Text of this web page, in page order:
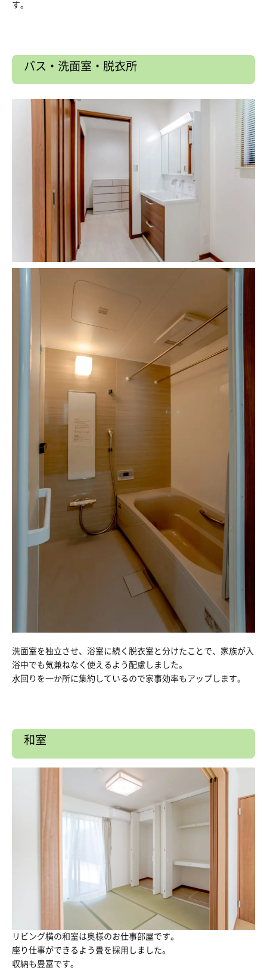
す。
バス・洗面室・脱衣所
洗面室を独立させ、浴室に続く脱衣室と分けたことで、家族が入
浴中でも気兼ねなく使えるよう配慮しました。
水回りを一か所に集約しているので家事効率もアップします。
和室
リビング横の和室は奥様のお仕事部屋です。
座り仕事ができるよう畳を採用しました。
収納も豊富です。